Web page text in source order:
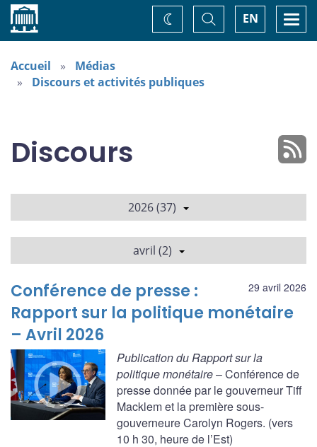
Accueil EN
Basculer
la
recherche
Changez
de
Accueil
Médias
Discours et activités publiques
Discours
2026 (37)
avril (2)
29 avril 2026
Conférence de presse :
Rapport sur la politique monétaire
– Avril 2026
Publication du Rapport sur la
politique monétaire– Conférence de
presse donnée par le gouverneur Tiff
Macklem et la première sous-
gouverneure Carolyn Rogers. (vers
10 h 30, heure de l’Est)